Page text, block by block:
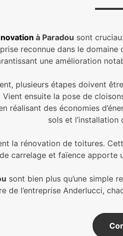
à Paradou sont
reconnue dans le
une amélioration
plusieurs étapes doivent
ensuite la pose de
réalisant des économies
sols et
la rénovation de toitures.
carrelage et faïence
sont bien plus qu’une simple
de l’entreprise Anderlucci,